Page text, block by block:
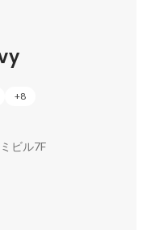
件数を増やしていま
+8
ビル7F